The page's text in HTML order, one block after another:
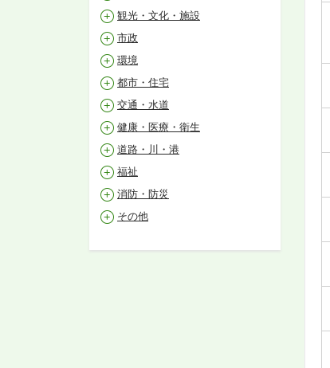
観光・文化・施設
市政
環境
都市・住宅
交通・水道
健康・医療・衛生
道路・川・港
福祉
消防・防災
その他